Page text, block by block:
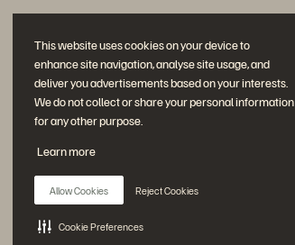
This website uses cookies on your device to
enhance site navigation, analyse site usage, and
deliver you advertisements based on your interests.
We do not collect or share your personal information
for any other purpose.
Learn more
Allow Cookies Reject Cookies
Cookie Preferences
Únase a la conversación